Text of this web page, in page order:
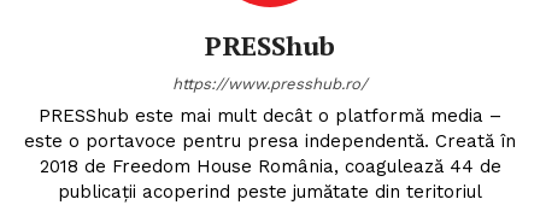
PRESShub
https://www.presshub.ro/
PRESShub este mai mult decât o platformă media –
este o portavoce pentru presa independentă. Creată în
2018 de Freedom House România, coagulează 44 de
publicații acoperind peste jumătate din teritoriul